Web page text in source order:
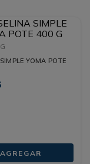
YOMA POTE
AGREGAR